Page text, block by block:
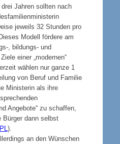
Jahren sollten nach
jeweils 32 Stunden pro
Modell fördere am
, bildungs- und
einer „modernen“
wählen nur ganze 1
von Beruf und Familie
Ministerin als ihre
Angebote“ zu schaffen,
Bürger dann selbst
).
an den Wünschen